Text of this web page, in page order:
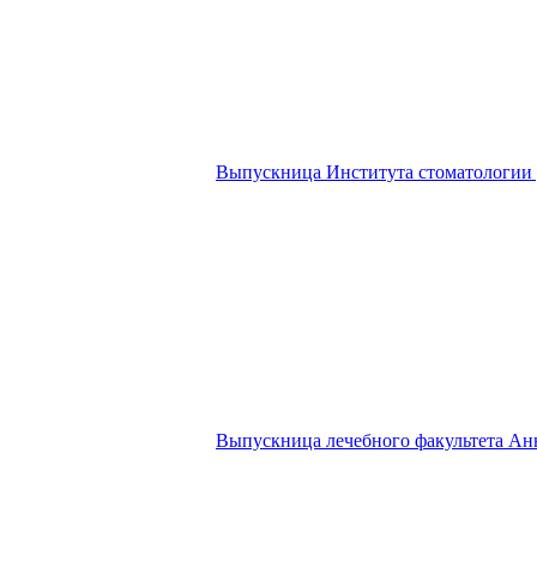
Выпускница Института
Выпускница лечебного факультета